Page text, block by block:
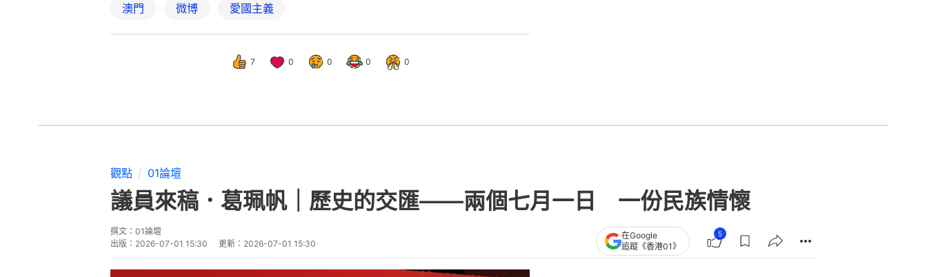
澳門 微博 愛國主義
7 0 0 0 0
觀點 01論壇
議員來稿．葛珮帆｜歷史的交匯——兩個七月一日 一份民族情懷
撰文： 01論壇
出版： 2026-07-01 15:30 更新： 2026-07-01 15:30
在Google
追蹤《香港01》
5